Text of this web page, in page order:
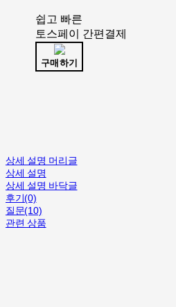
쉽고 빠른
토스페이 간편결제
구매하기
상세 설명 머리글
상세 설명
상세 설명 바닥글
후기(0)
질문(10)
관련 상품